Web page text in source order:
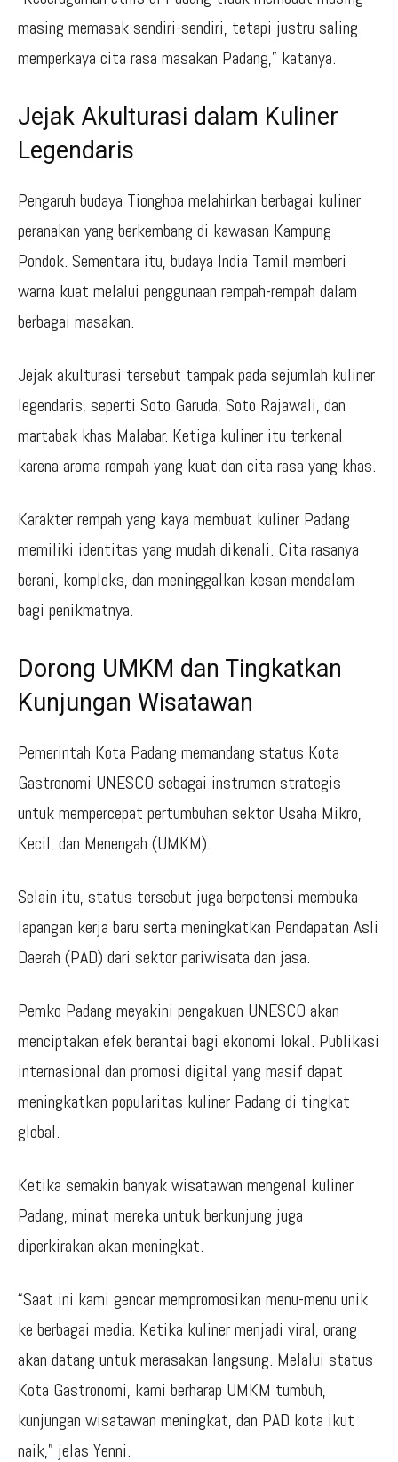
masing memasak sendiri-sendiri, tetapi justru saling
memperkaya cita rasa masakan Padang,” katanya.
Jejak Akulturasi dalam Kuliner
Legendaris
Pengaruh budaya Tionghoa melahirkan berbagai kuliner
peranakan yang berkembang di kawasan Kampung
Pondok. Sementara itu, budaya India Tamil memberi
warna kuat melalui penggunaan rempah-rempah dalam
berbagai masakan.
Jejak akulturasi tersebut tampak pada sejumlah kuliner
legendaris, seperti Soto Garuda, Soto Rajawali, dan
martabak khas Malabar. Ketiga kuliner itu terkenal
karena aroma rempah yang kuat dan cita rasa yang khas.
Karakter rempah yang kaya membuat kuliner Padang
memiliki identitas yang mudah dikenali. Cita rasanya
berani, kompleks, dan meninggalkan kesan mendalam
bagi penikmatnya.
Dorong UMKM dan Tingkatkan
Kunjungan Wisatawan
Pemerintah Kota Padang memandang status Kota
Gastronomi UNESCO sebagai instrumen strategis
untuk mempercepat pertumbuhan sektor Usaha Mikro,
Kecil, dan Menengah (UMKM).
Selain itu, status tersebut juga berpotensi membuka
lapangan kerja baru serta meningkatkan Pendapatan Asli
Daerah (PAD) dari sektor pariwisata dan jasa.
Pemko Padang meyakini pengakuan UNESCO akan
menciptakan efek berantai bagi ekonomi lokal. Publikasi
internasional dan promosi digital yang masif dapat
meningkatkan popularitas kuliner Padang di tingkat
global.
Ketika semakin banyak wisatawan mengenal kuliner
Padang, minat mereka untuk berkunjung juga
diperkirakan akan meningkat.
“Saat ini kami gencar mempromosikan menu-menu unik
ke berbagai media. Ketika kuliner menjadi viral, orang
akan datang untuk merasakan langsung. Melalui status
Kota Gastronomi, kami berharap UMKM tumbuh,
kunjungan wisatawan meningkat, dan PAD kota ikut
naik,” jelas Yenni.